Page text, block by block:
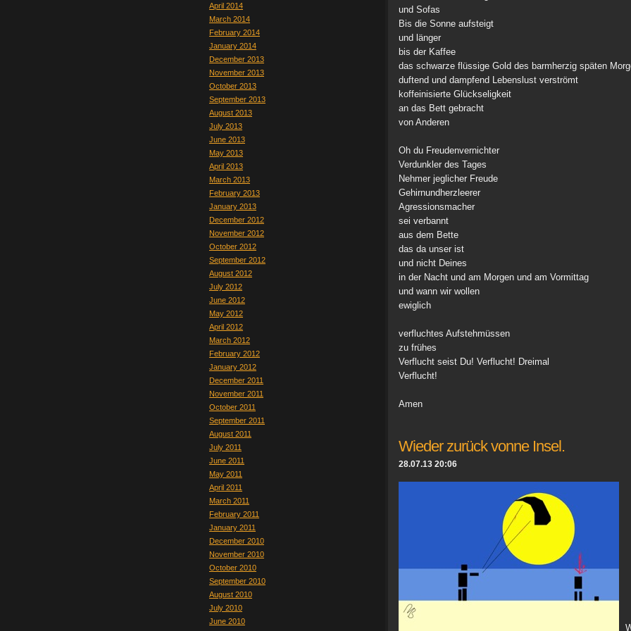
April 2014
March 2014
February 2014
January 2014
December 2013
November 2013
October 2013
September 2013
August 2013
July 2013
June 2013
May 2013
April 2013
March 2013
February 2013
January 2013
December 2012
November 2012
October 2012
September 2012
August 2012
July 2012
June 2012
May 2012
April 2012
March 2012
February 2012
January 2012
December 2011
November 2011
October 2011
September 2011
August 2011
July 2011
June 2011
May 2011
April 2011
March 2011
February 2011
January 2011
December 2010
November 2010
October 2010
September 2010
August 2010
July 2010
June 2010
und Sofas
Bis die Sonne aufsteigt
und länger
bis der Kaffee
das schwarze flüssige Gold des barmherzig späten
duftend und dampfend Lebenslust verströmt
koffeinisierte Glückseligkeit
an das Bett gebracht
von Anderen
Oh du Freudenvernichter
Verdunkler des Tages
Nehmer jeglicher Freude
Gehirnundherzleerer
Agressionsmacher
sei verbannt
aus dem Bette
das da unser ist
und nicht Deines
in der Nacht und am Morgen und am Vormittag
und wann wir wollen
ewiglich
verfluchtes Aufstehmüssen
zu frühes
Verflucht seist Du! Verflucht! Dreimal
Verflucht!
Amen
Wieder zurück vonne Insel.
28.07.13 20:06